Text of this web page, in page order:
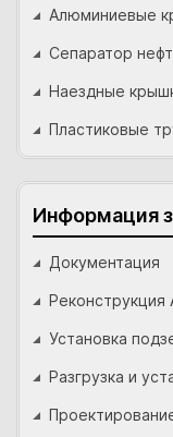
Алюминиевые
Сепаратор
Наездные
Пластиковые
Информация
Документация
Реконструкция
Установка
Разгрузка и